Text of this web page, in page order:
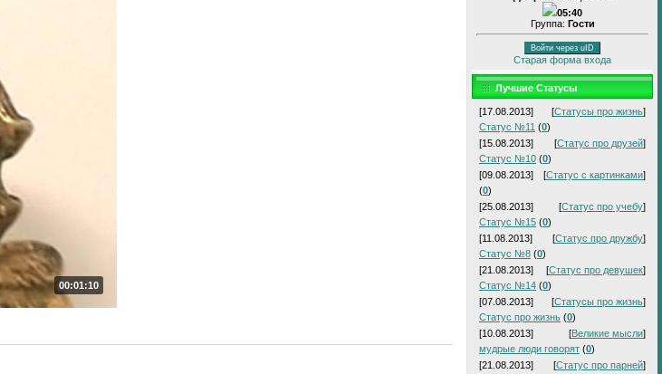
00:01:10
05:40
Группа: Гости
Войти через uID
Старая форма входа
Лучшие Статусы
[17.08.2013] [Статусы про жизнь]
Статус №11 (0)
[15.08.2013]
[Статус про друзей]
Статус №10 (0)
[09.08.2013]
[Статус с картинками]
(0)
[25.08.2013]
[Статус про учебу]
Статус №15 (0)
[11.08.2013]
[Статус про дружбу]
Статус №8 (0)
[21.08.2013]
[Статус про девушек]
Статус №14 (0)
[07.08.2013]
[Статусы про жизнь]
Статус про жизнь (0)
[10.08.2013]
[Великие мысли]
мудрые люди говорят (0)
[21.08.2013]
[Статус про парней]